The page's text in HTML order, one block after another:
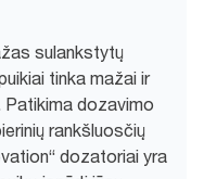
sulankstytų
tinka mažai ir
dozavimo
rankšluosčių
dozatoriai yra